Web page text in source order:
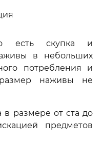
есть скупка и
в небольших
потребления и
наживы не
размере от ста до
предметов